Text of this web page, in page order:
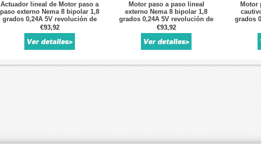
Actuador lineal de Motor paso a
paso externo Nema 8 bipolar 1,8
grados 0,24A 5V revolución de
plomo 0,6096mm/0,024 "tornillo
de plomo 150mm
€93,92
Motor paso a paso lineal
externo Nema 8 bipolar 1,8
grados 0,24A 5V revolución de
plomo 2mm/0,07874 "tornillo de
plomo 150mm
€93,92
Motor
grados
plomo